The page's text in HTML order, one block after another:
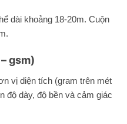
dài khoảng 18-20m. Cuộn
gsm)
vị diện tích (gram trên mét
độ dày, độ bền và cảm giác